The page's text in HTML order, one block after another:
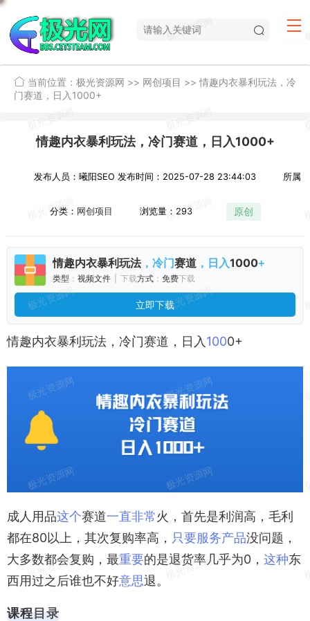
当前位置： 极光资源网 >> 网创项目 >>情趣内衣暴利玩法，冷
门赛道，日入1000+
情趣内衣暴利玩法，冷门赛道，日入1000+
发布人员：曦阳SEO 发布时间：2025-07-28 23:44:03 所属
分类： 网创项目 浏览量：293 原创
情趣内衣暴利玩法，冷门赛道 ，日入1000+
类型 ： 视频文件 下载方式 ： 免费下载
立即下载
情趣内衣暴利玩法，冷门赛道，日入 1000+
成人用品这个赛道一直非常火，首先是利润高，毛利
都在80以上，其次复购率高， 只要服务产品没问题，
大多数都会复购，最重要的是退货率几乎为0， 这种东
西用过之后谁也不好意思退。
课程 目录